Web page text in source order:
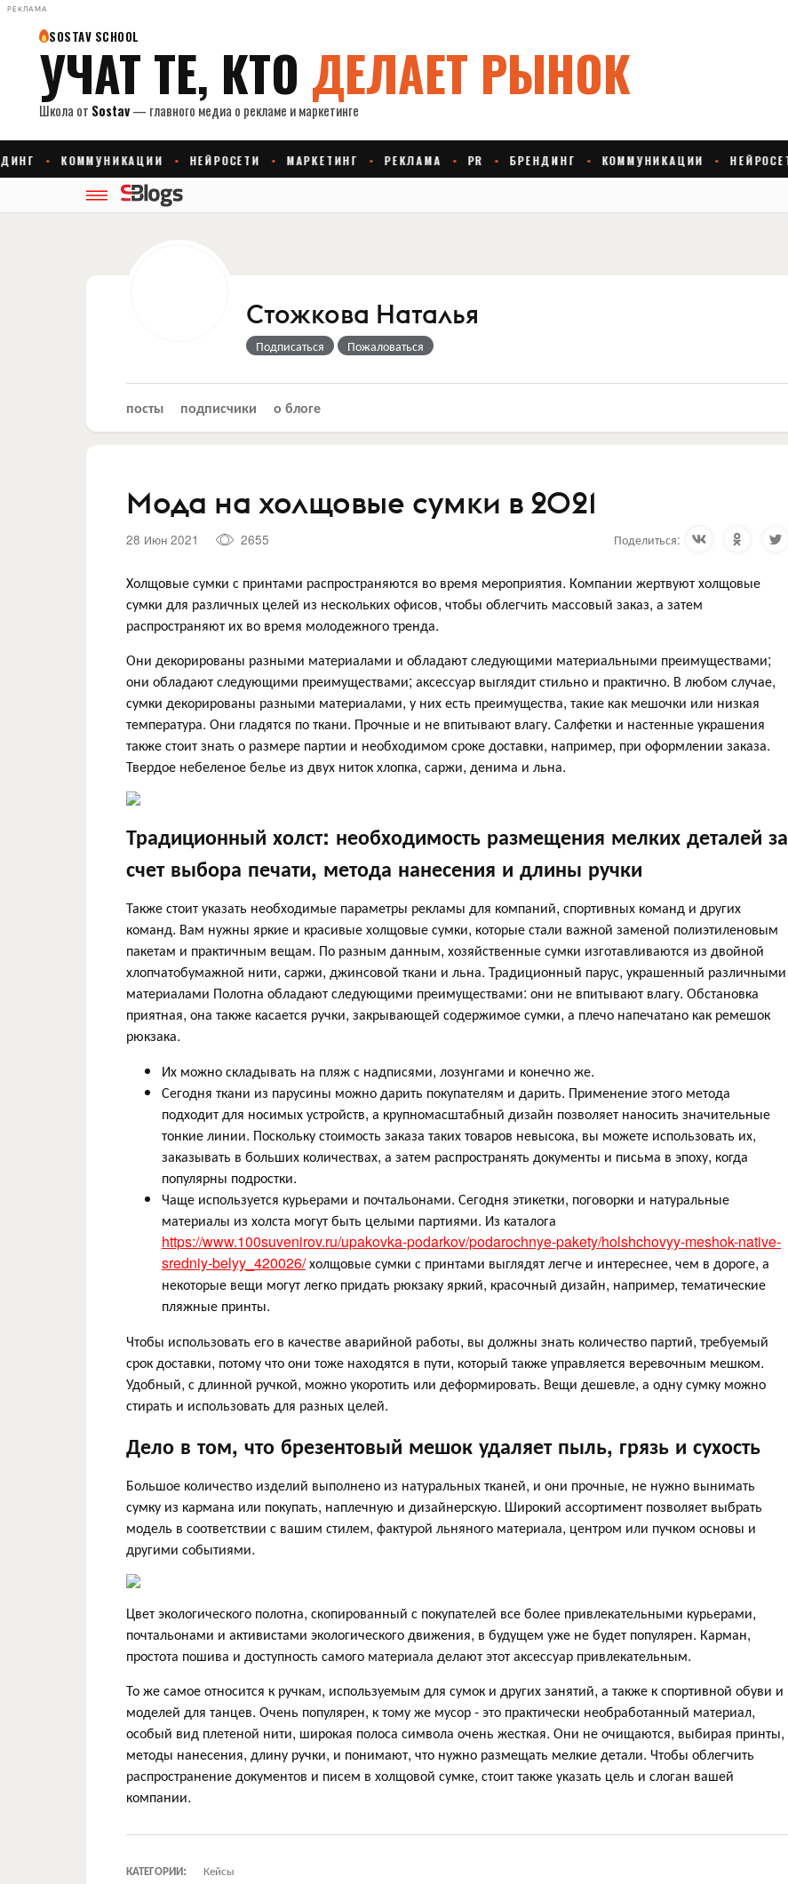
РЕКЛАМА
Стожкова Наталья
Подписаться Пожаловаться
посты подписчики о блоге
Мода на холщовые сумки в 2021
28 Июн 2021 2655 Поделиться:
Холщовые сумки с принтами распространяются во время мероприятия. Компании жертвуют холщовые
сумки для различных целей из нескольких офисов, чтобы облегчить массовый заказ, а затем
распространяют их во время молодежного тренда.
Они декорированы разными материалами и обладают следующими материальными преимуществами;
они обладают следующими преимуществами; аксессуар выглядит стильно и практично. В любом случае,
сумки декорированы разными материалами, у них есть преимущества, такие как мешочки или низкая
температура. Они гладятся по ткани. Прочные и не впитывают влагу. Салфетки и настенные украшения
также стоит знать о размере партии и необходимом сроке доставки, например, при оформлении заказа.
Твердое небеленое белье из двух ниток хлопка, саржи, денима и льна.
Традиционный холст: необходимость размещения мелких деталей за
счет выбора печати, метода нанесения и длины ручки
Также стоит указать необходимые параметры рекламы для компаний, спортивных команд и других
команд. Вам нужны яркие и красивые холщовые сумки, которые стали важной заменой полиэтиленовым
пакетам и практичным вещам. По разным данным, хозяйственные сумки изготавливаются из двойной
хлопчатобумажной нити, саржи, джинсовой ткани и льна. Традиционный парус, украшенный различными
материалами Полотна обладают следующими преимуществами: они не впитывают влагу. Обстановка
приятная, она также касается ручки, закрывающей содержимое сумки, а плечо напечатано как ремешок
рюкзака.
Их можно складывать на пляж с надписями, лозунгами и конечно же.
Сегодня ткани из парусины можно дарить покупателям и дарить. Применение этого метода
подходит для носимых устройств, а крупномасштабный дизайн позволяет наносить значительные
тонкие линии. Поскольку стоимость заказа таких товаров невысока, вы можете использовать их,
заказывать в больших количествах, а затем распространять документы и письма в эпоху, когда
популярны подростки.
Чаще используется курьерами и почтальонами. Сегодня этикетки, поговорки и натуральные
материалы из холста могут быть целыми партиями. Из каталога
https://www.100suvenirov.ru/upakovka-podarkov/podarochnye-pakety/holshchovyy-meshok-native-
sredniy-belyy_420026/холщовые сумки с принтами выглядят легче и интереснее, чем в дороге, а
некоторые вещи могут легко придать рюкзаку яркий, красочный дизайн, например, тематические
пляжные принты.
Чтобы использовать его в качестве аварийной работы, вы должны знать количество партий, требуемый
срок доставки, потому что они тоже находятся в пути, который также управляется веревочным мешком.
Удобный, с длинной ручкой, можно укоротить или деформировать. Вещи дешевле, а одну сумку можно
стирать и использовать для разных целей.
Дело в том, что брезентовый мешок удаляет пыль, грязь и сухость
Большое количество изделий выполнено из натуральных тканей, и они прочные, не нужно вынимать
сумку из кармана или покупать, наплечную и дизайнерскую. Широкий ассортимент позволяет выбрать
модель в соответствии с вашим стилем, фактурой льняного материала, центром или пучком основы и
другими событиями.
Цвет экологического полотна, скопированный с покупателей все более привлекательными курьерами,
почтальонами и активистами экологического движения, в будущем уже не будет популярен. Карман,
простота пошива и доступность самого материала делают этот аксессуар привлекательным.
То же самое относится к ручкам, используемым для сумок и других занятий, а также к спортивной обуви и
моделей для танцев. Очень популярен, к тому же мусор - это практически необработанный материал,
особый вид плетеной нити, широкая полоса символа очень жесткая. Они не очищаются, выбирая принты,
методы нанесения, длину ручки, и понимают, что нужно размещать мелкие детали. Чтобы облегчить
распространение документов и писем в холщовой сумке, стоит также указать цель и слоган вашей
компании.
КАТЕГОРИИ:
Кейсы